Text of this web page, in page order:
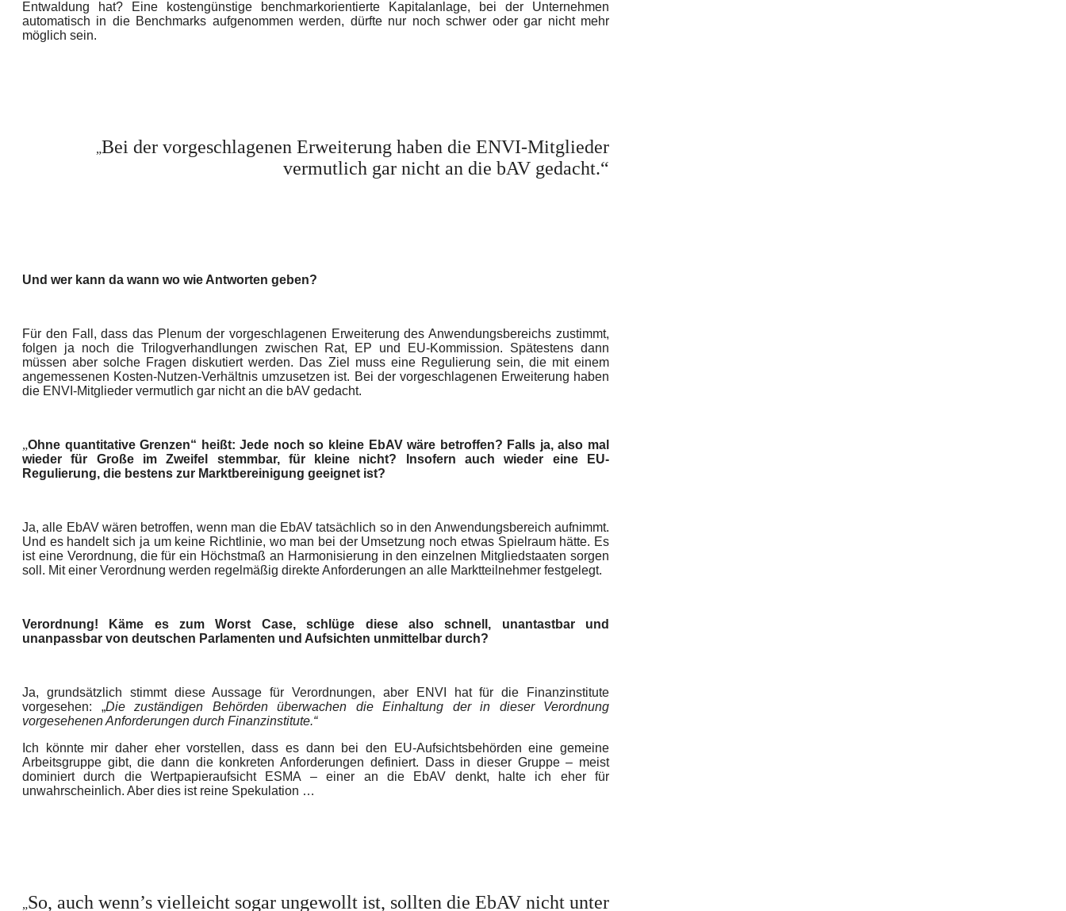
Entwaldung hat? Eine kostengünstige benchmarkorientierte Kapitalanlage, bei der Unternehmen
automatisch in die Benchmarks aufgenommen werden, dürfte nur noch schwer oder gar nicht mehr
möglich sein.
„Bei der vorgeschlagenen Erweiterung haben die ENVI-Mitglieder
vermutlich gar nicht an die bAV gedacht.“
Und wer kann da wann wo wie Antworten geben?
Für den Fall, dass das Plenum der vorgeschlagenen Erweiterung des Anwendungsbereichs zustimmt,
folgen ja noch die Trilogverhandlungen zwischen Rat, EP und EU-Kommission. Spätestens dann
müssen aber solche Fragen diskutiert werden. Das Ziel muss eine Regulierung sein, die mit einem
angemessenen Kosten-Nutzen-Verhältnis umzusetzen ist. Bei der vorgeschlagenen Erweiterung haben
die ENVI-Mitglieder vermutlich gar nicht an die bAV gedacht.
„Ohne quantitative Grenzen“ heißt: Jede noch so kleine EbAV wäre betroffen? Falls ja, also mal
wieder für Große im Zweifel stemmbar, für kleine nicht? Insofern auch wieder eine EU-
Regulierung, die bestens zur Marktbereinigung geeignet ist?
Ja, alle EbAV wären betroffen, wenn man die EbAV tatsächlich so in den Anwendungsbereich aufnimmt.
Und es handelt sich ja um keine Richtlinie, wo man bei der Umsetzung noch etwas Spielraum hätte. Es
ist eine Verordnung, die für ein Höchstmaß an Harmonisierung in den einzelnen Mitgliedstaaten sorgen
soll. Mit einer Verordnung werden regelmäßig direkte Anforderungen an alle Marktteilnehmer festgelegt.
Verordnung! Käme es zum Worst Case, schlüge diese also schnell, unantastbar und
unanpassbar von deutschen Parlamenten und Aufsichten unmittelbar durch?
Ja, grundsätzlich stimmt diese Aussage für Verordnungen, aber ENVI hat für die Finanzinstitute
vorgesehen: „Die zuständigen Behörden überwachen die Einhaltung der in dieser Verordnung
vorgesehenen Anforderungen durch Finanzinstitute.“
Ich könnte mir daher eher vorstellen, dass es dann bei den EU-Aufsichtsbehörden eine gemeine
Arbeitsgruppe gibt, die dann die konkreten Anforderungen definiert. Dass in dieser Gruppe – meist
dominiert durch die Wertpapieraufsicht ESMA – einer an die EbAV denkt, halte ich eher für
unwahrscheinlich. Aber dies ist reine Spekulation …
„So, auch wenn’s vielleicht sogar ungewollt ist, sollten die EbAV nicht unter